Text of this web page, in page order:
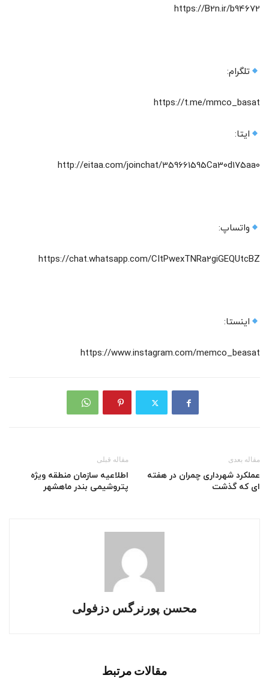
https://B2n.ir/b94672
تلگرام:
https://t.me/mmco_basat
ایتا:
http://eitaa.com/joinchat/359661595Ca30d175aa0
واتساپ:
https://chat.whatsapp.com/CItPwexTNRa2giGEQUtcBZ‌
اینستا:
https://www.instagram.com/memco_beasat
مقاله قبلی
اطلاعیه سازمان منطقه ویژه
پتروشیمی بندر ماهشهر
مقاله بعدی
عملکرد شهرداری چمران در هفته
ای که گذشت
محسن پورنرگس دزفولی
مقالات مرتبط